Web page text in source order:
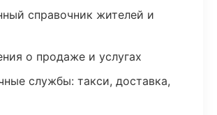
справочник жителей и
о продаже и услугах
службы: такси, доставка,